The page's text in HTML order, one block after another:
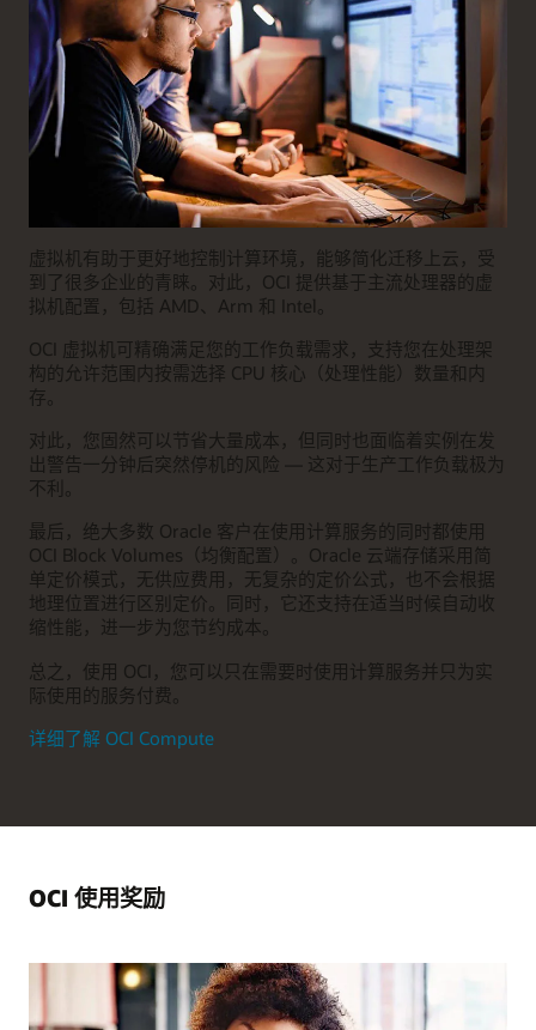
虚拟机有助于更好地控制计算环境，能够简化迁移上云，受
到了很多企业的青睐。对此，OCI 提供基于主流处理器的虚
拟机配置，包括 AMD、Arm 和 Intel。
OCI 虚拟机可精确满足您的工作负载需求，支持您在处理架
构的允许范围内按需选择 CPU 核心（处理性能）数量和内
存。
对此，您固然可以节省大量成本，但同时也面临着实例在发
出警告一分钟后突然停机的风险 — 这对于生产工作负载极为
不利。
最后，绝大多数 Oracle 客户在使用计算服务的同时都使用
OCI Block Volumes（均衡配置）。Oracle 云端存储采用简
单定价模式，无供应费用，无复杂的定价公式，也不会根据
地理位置进行区别定价。同时，它还支持在适当时候自动收
缩性能，进一步为您节约成本。
总之，使用 OCI，您可以只在需要时使用计算服务并只为实
际使用的服务付费。
详细了解 OCI Compute
OCI 使用奖励